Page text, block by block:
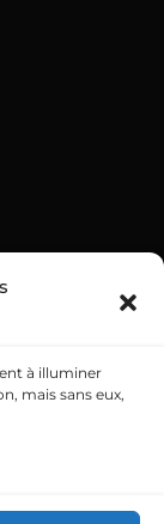
à illuminer
mais sans eux,